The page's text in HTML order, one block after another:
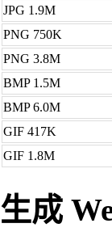
JPG 1.9M
PNG 750K
PNG 3.8M
BMP 1.5M
BMP 6.0M
GIF 417K
GIF 1.8M
生成